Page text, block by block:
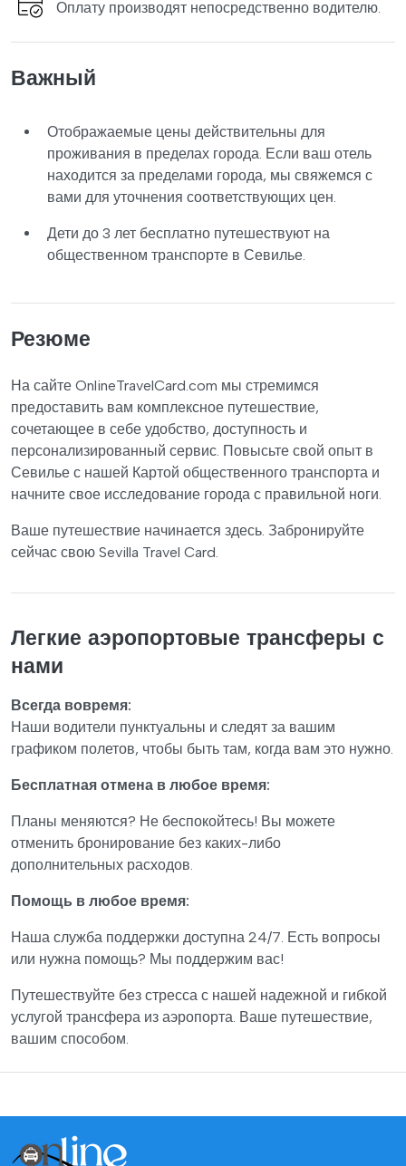
Оплату производят непосредственно водителю.
Важный
Отображаемые цены действительны для
проживания в пределах города. Если ваш отель
находится за пределами города, мы свяжемся с
вами для уточнения соответствующих цен.
Дети до 3 лет бесплатно путешествуют на
общественном транспорте в Севилье.
Резюме
На сайте OnlineTravelCard.com мы стремимся
предоставить вам комплексное путешествие,
сочетающее в себе удобство, доступность и
персонализированный сервис. Повысьте свой опыт в
Севилье с нашей Картой общественного транспорта и
начните свое исследование города с правильной ноги.
Ваше путешествие начинается здесь. Забронируйте
сейчас свою Sevilla Travel Card.
Легкие аэропортовые трансферы с
нами
Всегда вовремя:
Наши водители пунктуальны и следят за вашим
графиком полетов, чтобы быть там, когда вам это нужно.
Бесплатная отмена в любое время:
Планы меняются? Не беспокойтесь! Вы можете
отменить бронирование без каких-либо
дополнительных расходов.
Помощь в любое время:
Наша служба поддержки доступна 24/7. Есть вопросы
или нужна помощь? Мы поддержим вас!
Путешествуйте без стресса с нашей надежной и гибкой
услугой трансфера из аэропорта. Ваше путешествие,
вашим способом.